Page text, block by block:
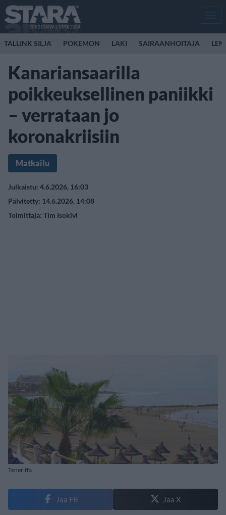
TALLINK SILJA POKEMON LAKI SAIRAANHOITAJA
Kanariansaarilla
poikkeuksellinen paniikki
– verrataan jo
koronakriisiin
Matkailu
Julkaistu: 4.6.2026, 16:03
Päivitetty: 14.6.2026, 14:08
Toimittaja: Tim Isokivi
Teneriffa
Jaa FB Jaa X